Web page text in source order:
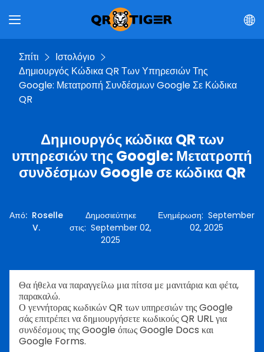
Σπίτι
Ιστολόγιο
Δημιουργός Κώδικα QR Των Υπηρεσιών Της
Google: Μετατροπή Συνδέσμων Google Σε Κώδικα
QR
Δημιουργός κώδικα QR των
υπηρεσιών της Google: Μετατροπή
συνδέσμων Google σε κώδικα QR
Από: Roselle
V.
Δημοσιεύτηκε
στις: September 02,
2025
Ενημέρωση: September
02, 2025
Θα ήθελα να παραγγείλω μια πίτσα με μανιτάρια και φέτα,
παρακαλώ.
Ο γεννήτορας κωδικών QR των υπηρεσιών της Google
σάς επιτρέπει να δημιουργήσετε κωδικούς QR URL για
συνδέσμους της Google όπως Google Docs και
Google Forms.